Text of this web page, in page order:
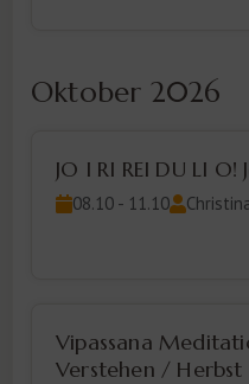
Oktober 2026
JO I RI REI DU LI
08.10 - 11.10
Vipassana
Verstehen / Herbst